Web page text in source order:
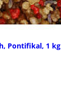
Pontifikal, 1 kg